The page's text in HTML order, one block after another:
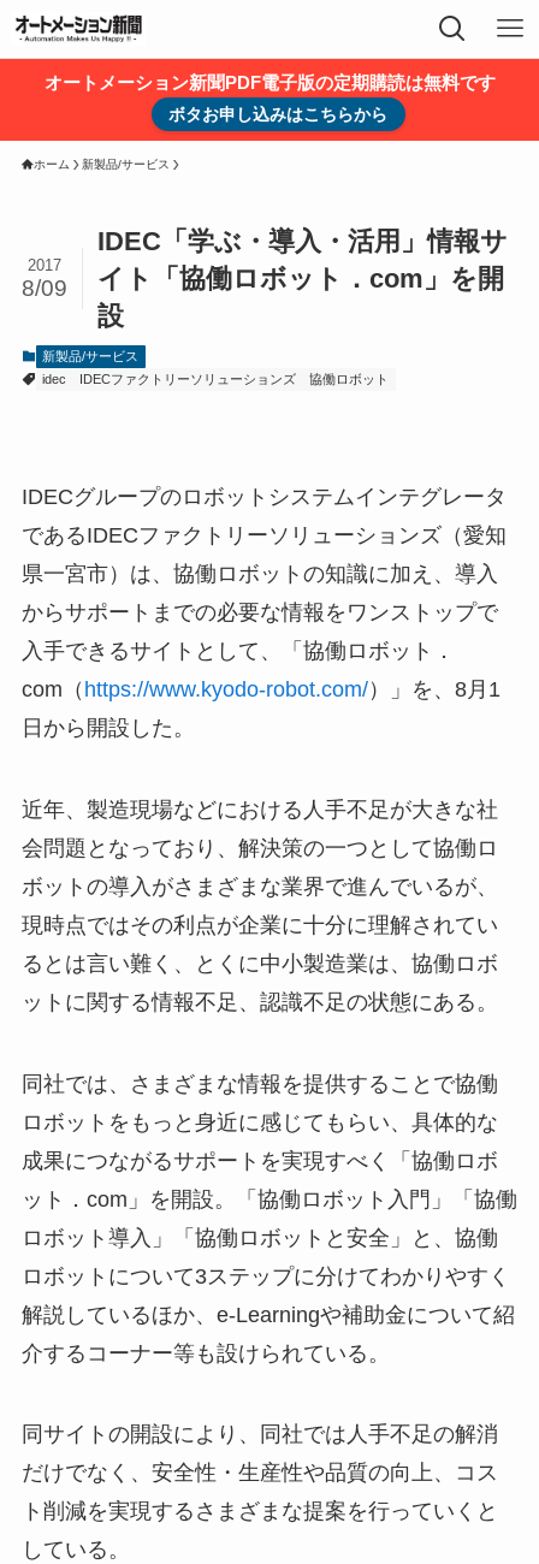
オートメーション新聞PDF電子版の定期購読は無料です
ボタお申し込みはこちらから
ホーム 新製品/サービス
IDEC「学ぶ・導入・活用」情報サ
イト「協働ロボット．com」を開
設
2017
8/09
新製品/サービス
idec
IDECファクトリーソリューションズ 協働ロボット
IDECグループのロボットシステムインテグレータ
であるIDECファクトリーソリューションズ（愛知
県一宮市）は、協働ロボットの知識に加え、導入
からサポートまでの必要な情報をワンストップで
入手できるサイトとして、「協働ロボット．
com（ https://www.kyodo-robot.com/）」を、8月1
日から開設した。
近年、製造現場などにおける人手不足が大きな社
会問題となっており、解決策の一つとして協働ロ
ボットの導入がさまざまな業界で進んでいるが、
現時点ではその利点が企業に十分に理解されてい
るとは言い難く、とくに中小製造業は、協働ロボ
ットに関する情報不足、認識不足の状態にある。
同社では、さまざまな情報を提供することで協働
ロボットをもっと身近に感じてもらい、具体的な
成果につながるサポートを実現すべく「協働ロボ
ット．com」を開設。「協働ロボット入門」「協働
ロボット導入」「協働ロボットと安全」と、協働
ロボットについて3ステップに分けてわかりやすく
解説しているほか、e-Learningや補助金について紹
介するコーナー等も設けられている。
同サイトの開設により、同社では人手不足の解消
だけでなく、安全性・生産性や品質の向上、コス
ト削減を実現するさまざまな提案を行っていくと
している。